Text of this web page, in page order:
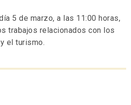
5 de marzo, a las 11:00 horas,
trabajos relacionados con los
el turismo.